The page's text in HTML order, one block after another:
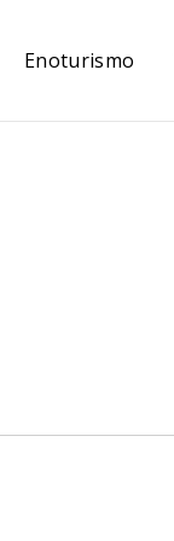
Enoturismo